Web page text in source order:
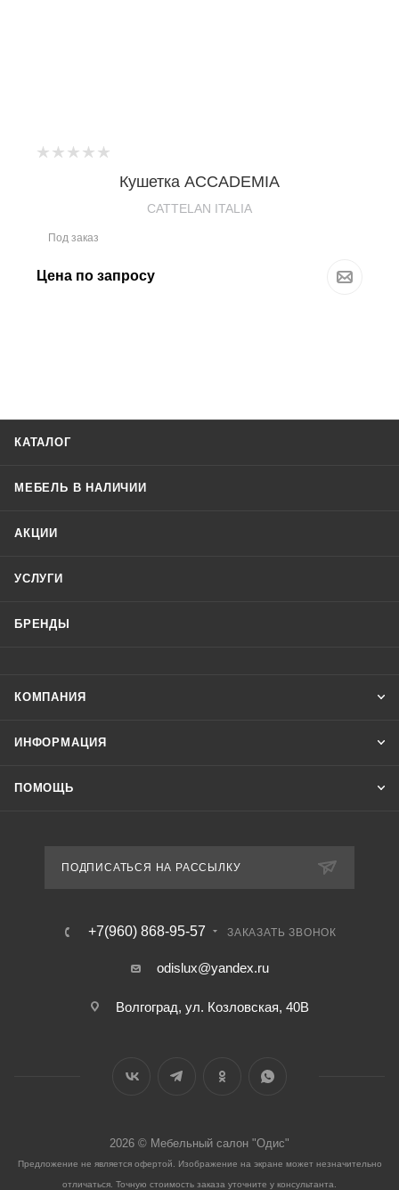
Кушетка ACCADEMIA
CATTELAN ITALIA
Под заказ
Цена по запросу
КАТАЛОГ
МЕБЕЛЬ В НАЛИЧИИ
АКЦИИ
УСЛУГИ
БРЕНДЫ
КОМПАНИЯ
ИНФОРМАЦИЯ
ПОМОЩЬ
ПОДПИСАТЬСЯ НА РАССЫЛКУ
+7(960) 868-95-57 ЗАКАЗАТЬ ЗВОНОК
odislux@yandex.ru
Волгоград, ул. Козловская, 40В
2026 © Мебельный салон "Одис"
Предложение не является офертой. Изображение на экране может незначительно
отличаться. Точную стоимость заказа уточните у консультанта.